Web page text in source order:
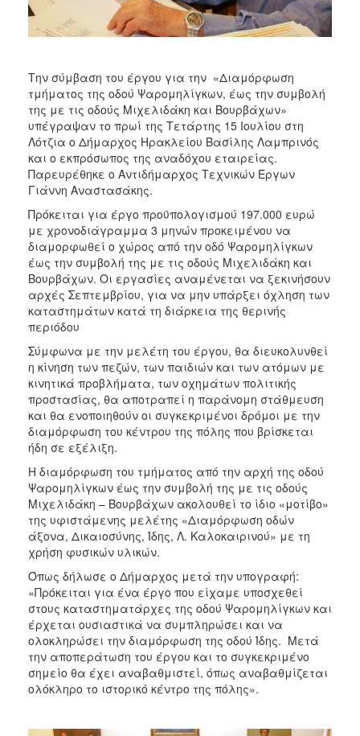
ΗΡΑΚΛΕΙΟ
Την σύμβαση του έργου για την «Διαμόρφωση
τμήματος της οδού Ψαρομηλίγκων, έως την συμβολή
της με τις οδούς Μιχελιδάκη και Βουρβάχων»
υπέγραψαν το πρωί της Τετάρτης 15 Ιουλίου στη
Λότζια ο Δήμαρχος Ηρακλείου Βασίλης Λαμπρινός
και ο εκπρόσωπος της αναδόχου εταιρείας.
Παρευρέθηκε ο Αντιδήμαρχος Τεχνικών Έργων
Γιάννη Αναστασάκης.
Πρόκειται για έργο προϋπολογισμού 197.000 ευρώ
με χρονοδιάγραμμα 3 μηνών προκειμένου να
διαμορφωθεί ο χώρος από την οδό Ψαρομηλίγκων
έως την συμβολή της με τις οδούς Μιχελιδάκη και
Βουρβάχων. Οι εργασίες αναμένεται να ξεκινήσουν
αρχές Σεπτεμβρίου, για να μην υπάρξει όχληση των
καταστημάτων κατά τη διάρκεια της θερινής
περιόδου
Σύμφωνα με την μελέτη του έργου, θα διευκολυνθεί
η κίνηση των πεζών, των παιδιών και των ατόμων με
κινητικά προβλήματα, των οχημάτων πολιτικής
προστασίας, θα αποτραπεί η παράνομη στάθμευση
και θα ενοποιηθούν οι συγκεκριμένοι δρόμοι με την
διαμόρφωση του κέντρου της πόλης που βρίσκεται
ήδη σε εξέλιξη.
Η διαμόρφωση του τμήματος από την αρχή της οδού
Ψαρομηλίγκων έως την συμβολή της με τις οδούς
Μιχελιδάκη – Βουρβάχων ακολουθεί το ίδιο «μοτίβο»
της υφιστάμενης μελέτης «Διαμόρφωση οδών
άξονα, Δικαιοσύνης, Ίδης, Λ. Καλοκαιρινού» με τη
χρήση φυσικών υλικών.
Όπως δήλωσε ο Δήμαρχος μετά την υπογραφή:
«Πρόκειται για ένα έργο που είχαμε υποσχεθεί
στους καταστηματάρχες της οδού Ψαρομηλίγκων και
έρχεται ουσιαστικά να συμπληρώσει και να
ολοκληρώσει την διαμόρφωση της οδού Ίδης. Μετά
την αποπεράτωση του έργου και το συγκεκριμένο
σημείο θα έχει αναβαθμιστεί, όπως αναβαθμίζεται
ολόκληρο το ιστορικό κέντρο της πόλης».